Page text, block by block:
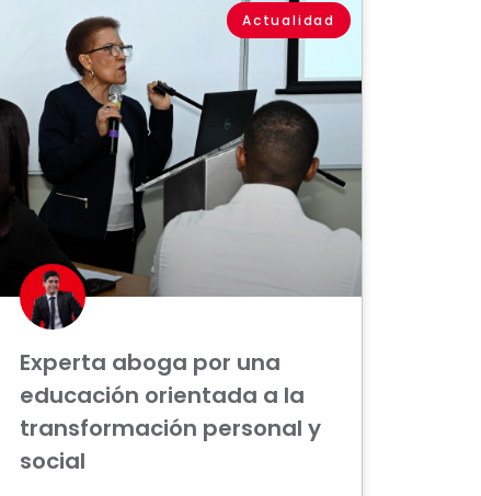
Actualidad
Experta aboga por una
educación orientada a la
transformación personal y
social